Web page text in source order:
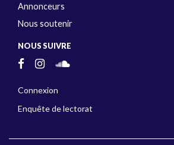
Annonceurs
Nous soutenir
NOUS SUIVRE
Connexion
Enquête de lectorat